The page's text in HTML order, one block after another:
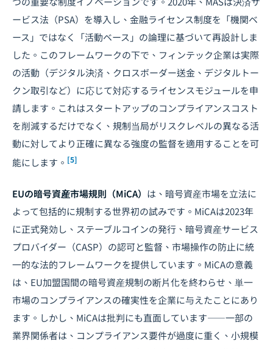
ービス法（PSA）を導入し、金融ライセンス制度を「機関ベ
ース」ではなく「活動ベース」の論理に基づいて再設計しま
した。このフレームワークの下で、フィンテック企業は実際
の活動（デジタル決済、クロスボーダー送金、デジタルトー
クン取引など）に応じて対応するライセンスモジュールを申
請します。これはスタートアップのコンプライアンスコスト
を削減するだけでなく、規制当局がリスクレベルの異なる活
動に対してより正確に異なる強度の監督を適用することを可
能にします。 [5]
EUの暗号資産市場規則（MiCA） は、暗号資産市場を立法に
よって包括的に規制する世界初の試みです。MiCAは2023年
に正式発効し、ステーブルコインの発行、暗号資産サービス
プロバイダー（CASP）の認可と監督、市場操作の防止に統
一的な法的フレームワークを提供しています。MiCAの意義
は、EU加盟国間の暗号資産規制の断片化を終わらせ、単一
市場のコンプライアンスの確実性を企業に与えたことにあり
ます。しかし、MiCAは批判にも直面しています――一部の
業界関係者は、コンプライアンス要件が過度に重く、小規模